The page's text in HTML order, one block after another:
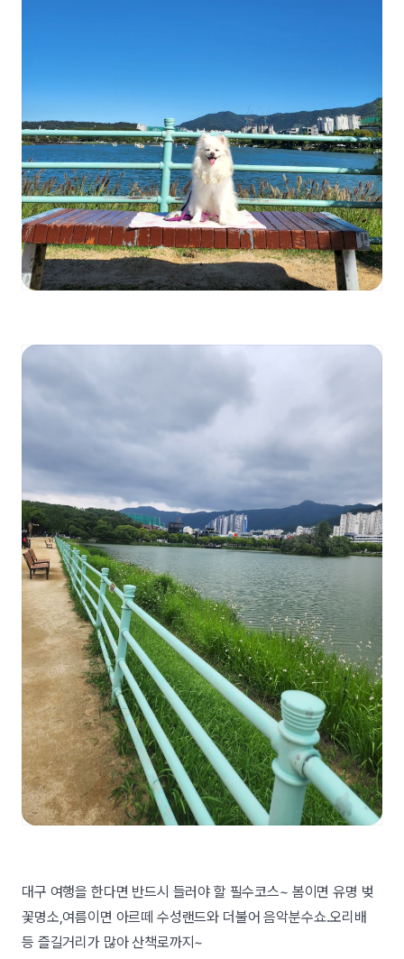
대구 여행을 한다면 반드시 들러야 할 필수코스~ 봄이면 유명 벚
꽃명소,여름이면 아르떼 수성랜드와 더불어 음악분수쇼.오리배
등 즐길거리가 많아 산책로까지~